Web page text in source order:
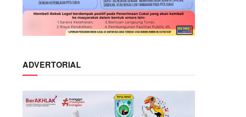
ADVERTORIAL